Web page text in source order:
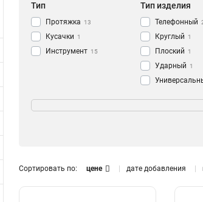
Тип
Протяжка 13
Кусачки 1
Инструмент 15
Тип изделия
Телефонный
Круглый 1
Плоский 1
Ударный 1
RG-62 1
RJ-45 7
RJ-11 3
Длина Категория
Сортировать по: цене дате добавления